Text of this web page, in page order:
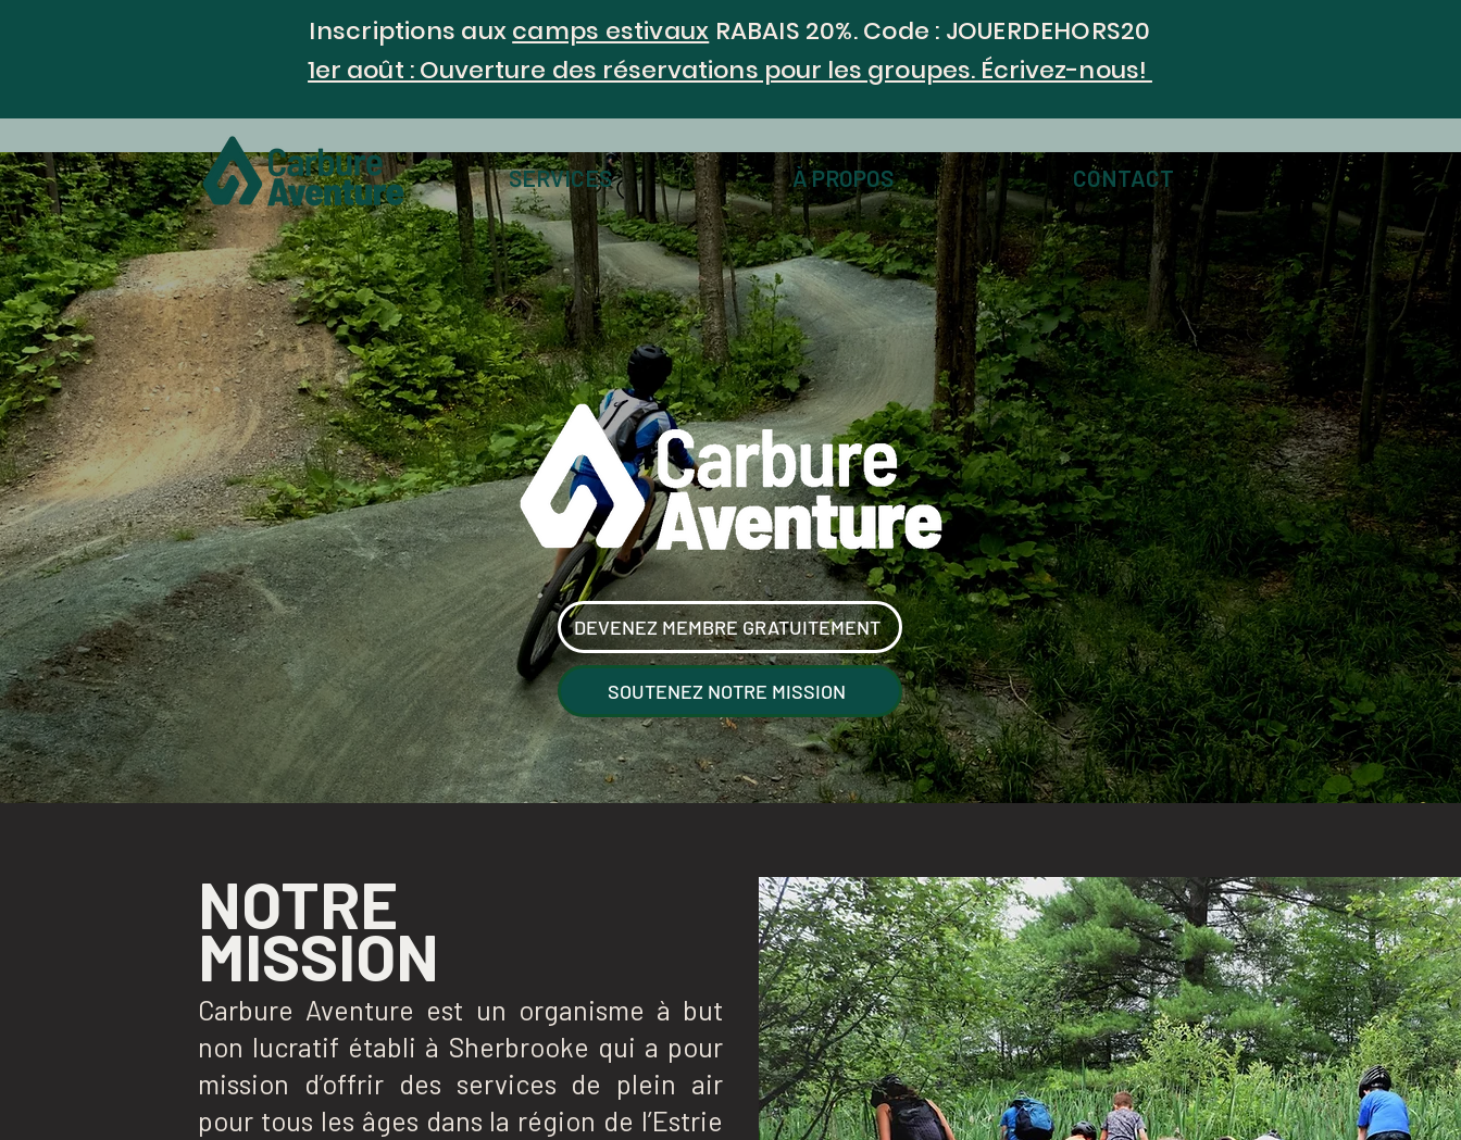
Inscriptions auxcamps estivaux RABAIS 20%. Code : JOUERDEHORS20
1er août : Ouverture des réservations pour les groupes. Écrivez-nous!
SERVICES À PROPOS CONTACT
DEVENEZ MEMBRE GRATUITEMENT
SOUTENEZ NOTRE MISSION
NOTRE
MISSION
Carbure Aventure est un organisme à but
non lucratif établi à Sherbrooke qui a pour
mission d’offrir des services de plein air
pour tous les âges dans la région de l’Estrie